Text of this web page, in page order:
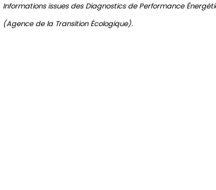
Informations issues des Diagnostics de Performance
(Agence de la Transition Écologique).